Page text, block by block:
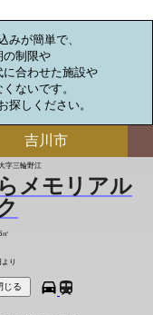
みが簡単で、
の制限や
合わせた施設や
ないです。
探しください。
吉川市
字三輪野江
メモリアル
㎡
り
じる